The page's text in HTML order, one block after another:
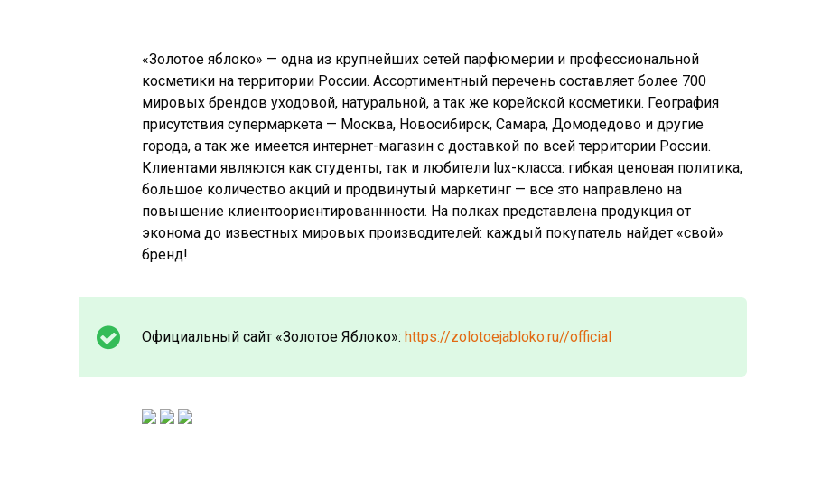
«Золотое яблоко» — одна из крупнейших сетей парфюмерии и профессиональной
косметики на территории России. Ассортиментный перечень составляет более 700
мировых брендов уходовой, натуральной, а так же корейской косметики. География
присутствия супермаркета — Москва, Новосибирск, Самара, Домодедово и другие
города, а так же имеется интернет-магазин с доставкой по всей территории России.
Клиентами являются как студенты, так и любители lux-класса: гибкая ценовая политика,
большое количество акций и продвинутый маркетинг — все это направлено на
повышение клиентоориентированнности. На полках представлена продукция от
эконома до известных мировых производителей: каждый покупатель найдет «свой»
бренд!
Официальный сайт «Золотое Яблоко»: https://zolotoejabloko.ru//official